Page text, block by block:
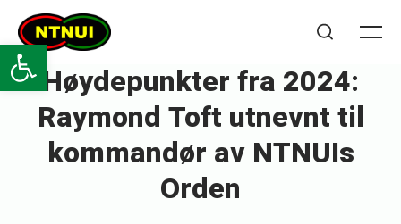
Open toolbar
Skip
content
NTNUI
Høydepunkter fra 2024:
Raymond Toft utnevnt til
kommandør av NTNUIs
Orden